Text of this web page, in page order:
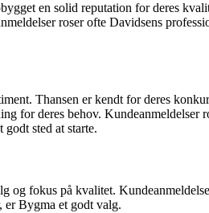
en solid reputation for deres
roser ofte Davidsens
Thansen er kendt for deres
for deres behov. Kundeanmeldelser
sted at starte.
og fokus på kvalitet.
er Bygma et godt valg.